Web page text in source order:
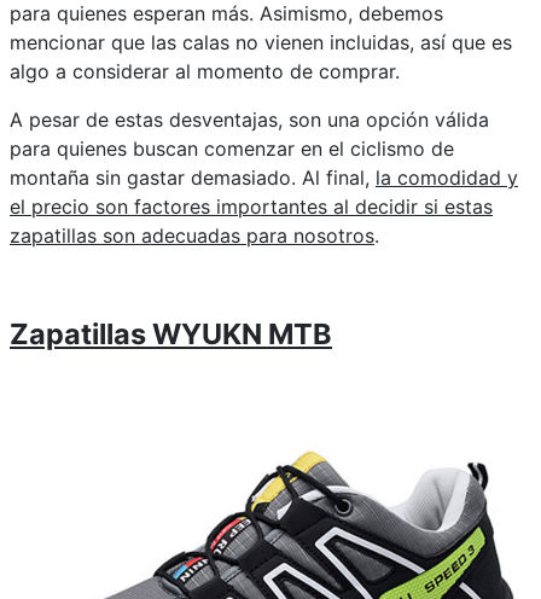
para quienes esperan más. Asimismo, debemos
mencionar que las calas no vienen incluidas, así que es
algo a considerar al momento de comprar.
A pesar de estas desventajas, son una opción válida
para quienes buscan comenzar en el ciclismo de
montaña sin gastar demasiado. Al final, la comodidad y
el precio son factores importantes al decidir si estas
zapatillas son adecuadas para nosotros.
Zapatillas WYUKN MTB